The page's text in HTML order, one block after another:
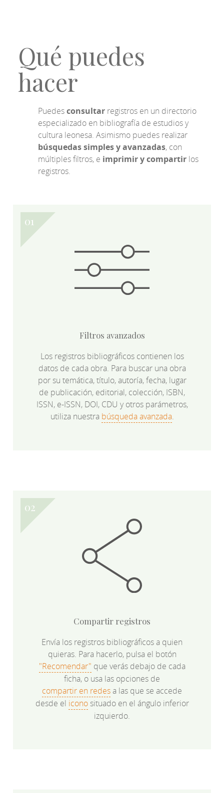
Qué puedes
hacer
Puedesconsultar registros en un directorio
especializado en bibliografía de estudios y
cultura leonesa. Asimismo puedes realizar
búsquedas simples y avanzadas, con
múltiples filtros, e imprimir y compartir los
registros.
Filtros avanzados
Los registros bibliográficos contienen los
datos de cada obra. Para buscar una obra
por su temática, título, autoría, fecha, lugar
de publicación, editorial, colección, ISBN,
ISSN, e-ISSN, DOI, CDU y otros parámetros,
utiliza nuestra búsqueda avanzada.
Compartir registros
Envía los registros bibliográficos a quien
quieras. Para hacerlo, pulsa el botón
"Recomendar" que verás debajo de cada
ficha, o usa las opciones de
compartir en redesa las que se accede
desde el iconosituado en el ángulo inferior
izquierdo.